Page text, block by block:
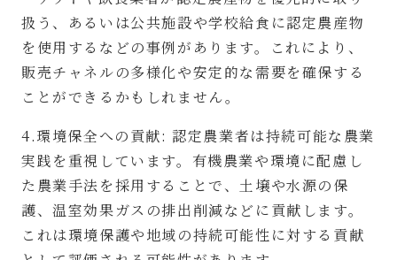
扱う、あるいは公共施設や学校給食に認定農産物
を使用するなどの事例があります。これにより、
販売チャネルの多様化や安定的な需要を確保する
ことができるかもしれません。
4.環境保全への貢献: 認定農業者は持続可能な農業
実践を重視しています。有機農業や環境に配慮し
た農業手法を採用することで、土壌や水源の保
護、温室効果ガスの排出削減などに貢献します。
これは環境保護や地域の持続可能性に対する貢献